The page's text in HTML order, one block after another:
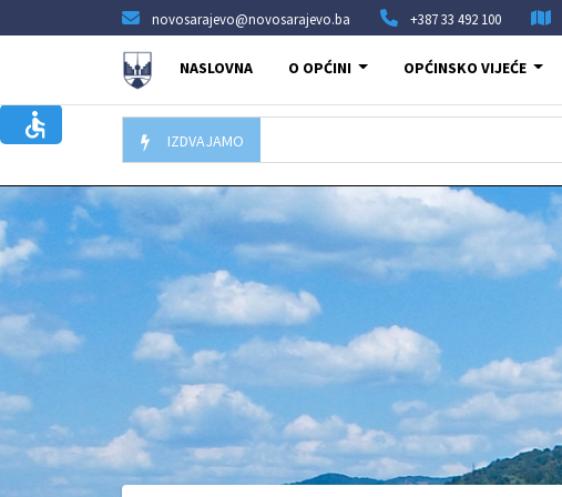
novosarajevo@novosarajevo.ba +387 33 492 100
NASLOVNA O OPĆINI OPĆINSKO VIJEĆE
IZDVAJAMO